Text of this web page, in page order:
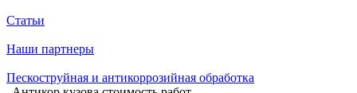
Статьи
Наши партнеры
Пескоструйная и антикоррозийная обработка